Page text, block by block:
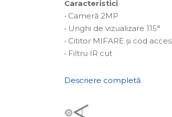
Caracteristici
• Cameră 2MP
• Unghi de vizualizare 115°
• Cititor MIFARE și cod acces
• Filtru IR cut
Descriere completă